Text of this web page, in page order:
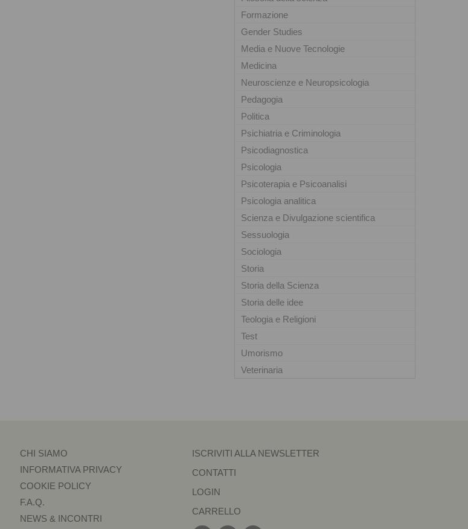
Formazione
Gender Studies
Media e Nuove Tecnologie
Medicina
Neuroscienze e Neuropsicologia
Pedagogia
Politica
Psichiatria e Criminologia
Psicodiagnostica
Psicologia
Psicoterapia e Psicoanalisi
Psicologia analitica
Scienza e Divulgazione scientifica
Sessuologia
Sociologia
Storia
Storia della Scienza
Storia delle idee
Teologia e Religioni
Test
Umorismo
Veterinaria
CHI SIAMO
INFORMATIVA PRIVACY
COOKIE POLICY
F.A.Q.
NEWS & INCONTRI
ISCRIVITI ALLA NEWSLETTER
CONTATTI
LOGIN
CARRELLO